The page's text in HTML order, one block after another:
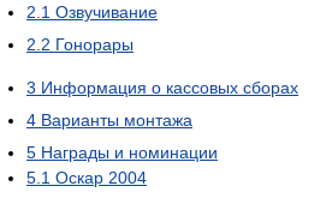
2.1 Озвучивание
2.2 Гонорары
3 Информация о кассовых сборах
4 Варианты монтажа
5 Награды и номинации
5.1 Оскар 2004